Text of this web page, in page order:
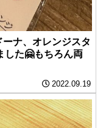
ナ、オレンジスタ
した🤗もちろん両
2022.09.19